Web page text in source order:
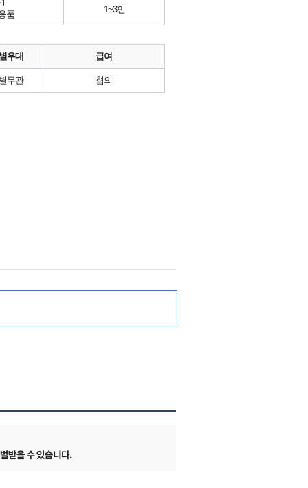
품
1~3인
우대 급여
무관 협의